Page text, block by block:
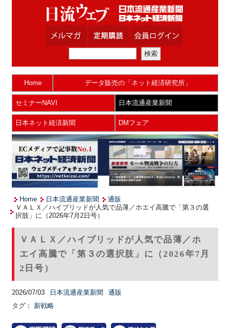
Home データ販売の「ネット経済研究所」
セミナーNAVI 日本流通産業新聞
日本ネット経済新聞 DMフェア
Home 日本流通産業新聞
通販
ＶＡＬＸ／ハイブリッドが人気で品薄／ホエイ高騰で「第３の選
択肢」に（2026年7月2日号）
ＶＡＬＸ／ハイブリッドが人気で品薄／ホ
エイ高騰で「第３の選択肢」に（2026年7月
2日号）
2026/07/03 日本流通産業新聞
通販
タグ：
新戦略